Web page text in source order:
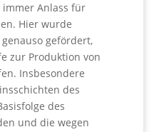
Anlass für
Hier wurde
gefördert,
zur Produktion von
Insbesondere
des
des
und die wegen